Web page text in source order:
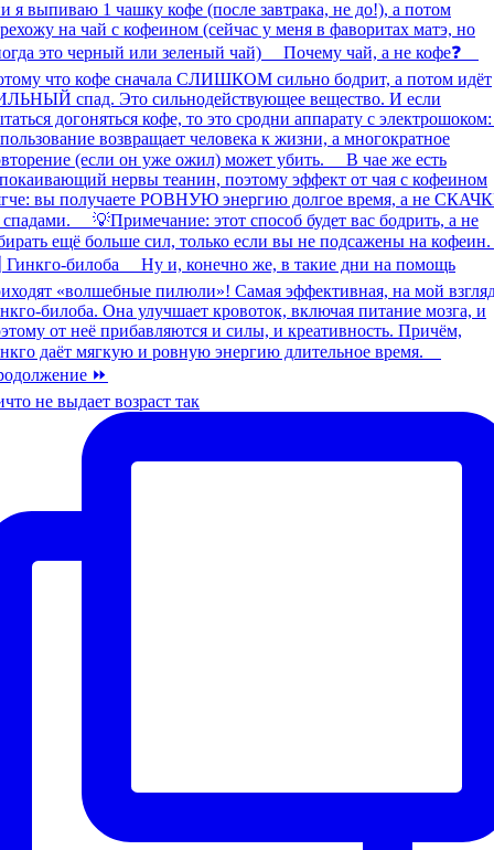
не выдает возраст так